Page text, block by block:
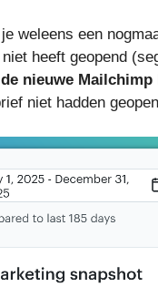
weleens een
heeft geopend
nieuwe
niet hadden